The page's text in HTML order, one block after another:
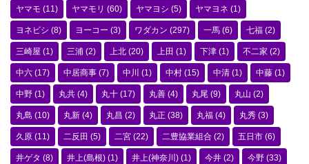
ヤマモ (11) ヤマモリ (60) ヤマヨシ (5) ヤマヨネ (1)
ヨネビシ (8) ヨーコー (3) ワダカン (297) 一馬 (6) 七福 (2)
三崎屋 (1) 三浦 (2) 上北 (20) 上田 (1) 下津 (1) 不二家 (2)
中六 (17) 中居商事 (7) 中川 (1) 中村 (15) 中清 (1) 中藤 (1)
中野 (1) 丸共 (4) 丸十 (17) 丸善 (4) 丸尾 (9) 丸山 (2)
丸島 (10) 丸新 (4) 丸昌 (2) 丸正 (38) 丸福 (4) 丸秀 (3)
久原 (11) 二反田 (5) 二宮 (22) 二豊協業組合 (2) 五日市 (6)
井ゲタ (8) 井上(島根) (1) 井上(神奈川) (1) 今井 (2) 今野 (33)